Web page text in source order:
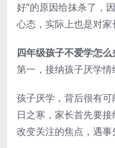
好”的原因给抹杀了，
心态，实际上也是对家
四年级孩子不爱学怎么
第一，接纳孩子厌学情
孩子厌学，背后很有
日之寒，家长首先要
改变关注的焦点，遇事